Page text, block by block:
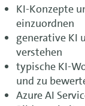
KI-Konzepte
einzuordnen
generative KI
verstehen
typische KI-
und zu
Azure AI